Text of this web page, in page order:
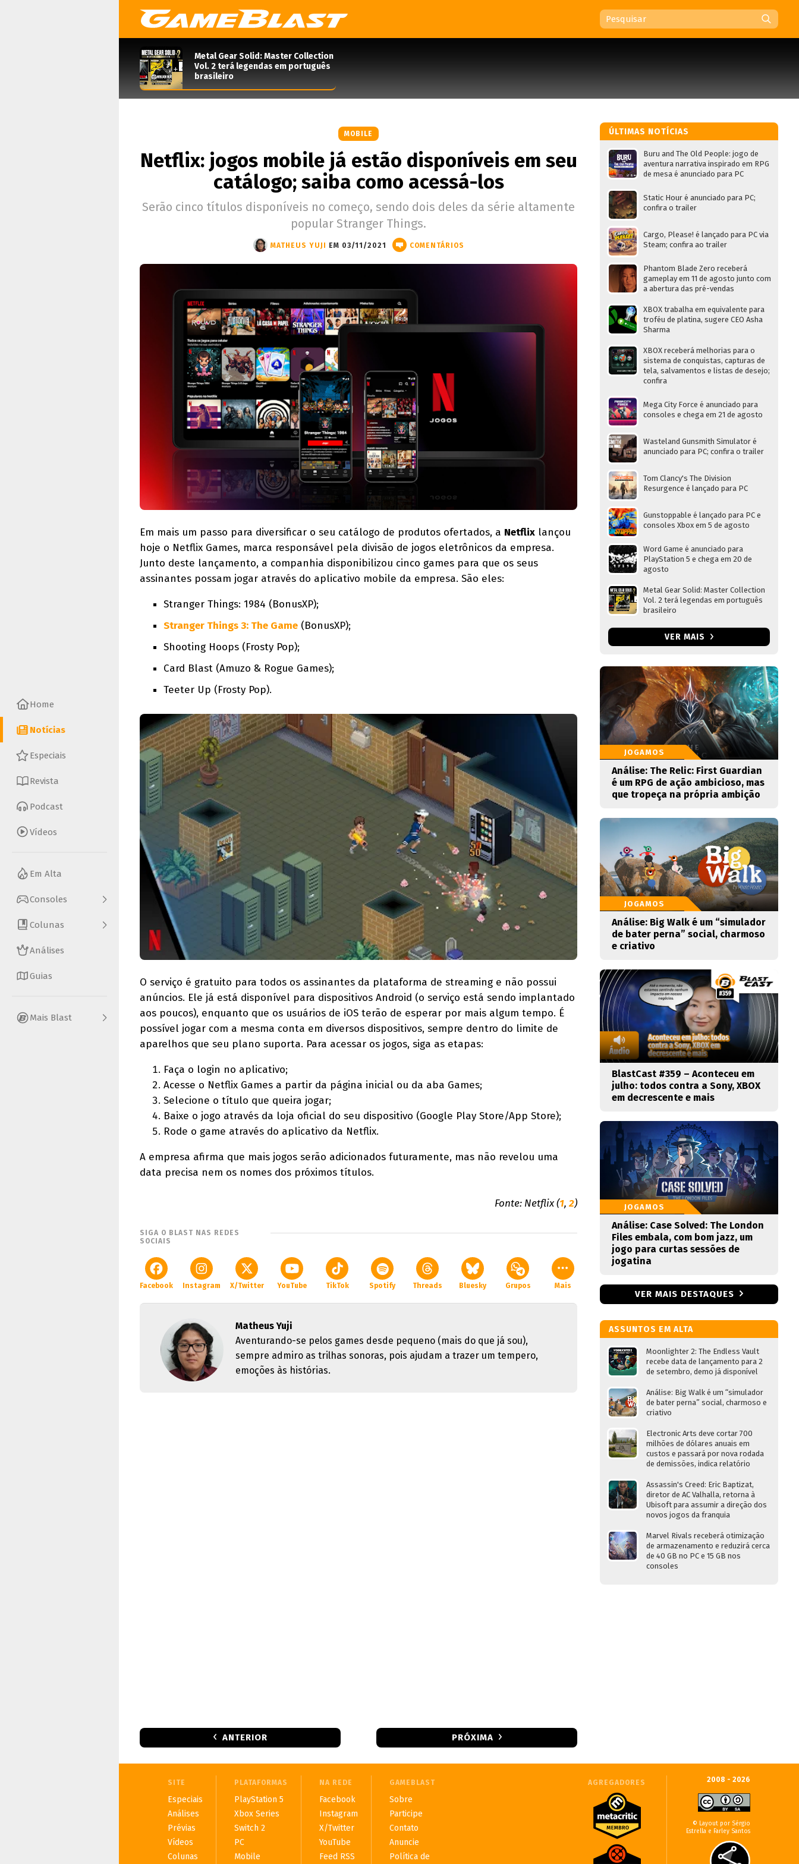
Home
Notícias
Especiais
Revista
Podcast
Vídeos
Em Alta
Consoles
Colunas
Análises
Guias
Mais Blast
Metal Gear Solid: Master Collection
Vol. 2 terá legendas em português
brasileiro
MOBILE
Netflix: jogos mobile já estão disponíveis em seu
catálogo; saiba como acessá-los
Serão cinco títulos disponíveis no começo, sendo dois deles da série altamente
popular Stranger Things.
MATHEUS YUJI EM 03/11/2021 COMENTÁRIOS
Em mais um passo para diversificar o seu catálogo de produtos ofertados, a Netflix lançou
hoje o Netflix Games, marca responsável pela divisão de jogos eletrônicos da empresa.
Junto deste lançamento, a companhia disponibilizou cinco games para que os seus
assinantes possam jogar através do aplicativo mobile da empresa. São eles:
Stranger Things: 1984 (BonusXP);
Stranger Things 3: The Game (BonusXP);
Shooting Hoops (Frosty Pop);
Card Blast (Amuzo & Rogue Games);
Teeter Up (Frosty Pop).
O serviço é gratuito para todos os assinantes da plataforma de streaming e não possui
anúncios. Ele já está disponível para dispositivos Android (o serviço está sendo implantado
aos poucos), enquanto que os usuários de iOS terão de esperar por mais algum tempo. É
possível jogar com a mesma conta em diversos dispositivos, sempre dentro do limite de
aparelhos que seu plano suporta. Para acessar os jogos, siga as etapas:
Faça o login no aplicativo;
Acesse o Netflix Games a partir da página inicial ou da aba Games;
Selecione o título que queira jogar;
Baixe o jogo através da loja oficial do seu dispositivo (Google Play Store/App Store);
Rode o game através do aplicativo da Netflix.
A empresa afirma que mais jogos serão adicionados futuramente, mas não revelou uma
data precisa nem os nomes dos próximos títulos.
Fonte: Netflix (1,2)
SIGA O BLAST NAS REDES
SOCIAIS
Facebook Instagram X/Twitter YouTube TikTok Spotify Threads Bluesky Grupos Mais
Matheus Yuji
Aventurando-se pelos games desde pequeno (mais do que já sou),
sempre admiro as trilhas sonoras, pois ajudam a trazer um tempero,
emoções às histórias.
ANTERIOR PRÓXIMA
ÚLTIMAS NOTÍCIAS
Buru and The Old People: jogo de
aventura narrativa inspirado em RPG
de mesa é anunciado para PC
Static Hour é anunciado para PC;
confira o trailer
Cargo, Please! é lançado para PC via
Steam; confira ao trailer
Phantom Blade Zero receberá
gameplay em 11 de agosto junto com
a abertura das pré-vendas
XBOX trabalha em equivalente para
troféu de platina, sugere CEO Asha
Sharma
XBOX receberá melhorias para o
sistema de conquistas, capturas de
tela, salvamentos e listas de desejo;
confira
Mega City Force é anunciado para
consoles e chega em 21 de agosto
Wasteland Gunsmith Simulator é
anunciado para PC; confira o trailer
Tom Clancy's The Division
Resurgence é lançado para PC
Gunstoppable é lançado para PC e
consoles Xbox em 5 de agosto
Word Game é anunciado para
PlayStation 5 e chega em 20 de
agosto
Metal Gear Solid: Master Collection
Vol. 2 terá legendas em português
brasileiro
VER MAIS
JOGAMOS
Análise: The Relic: First Guardian
é um RPG de ação ambicioso, mas
que tropeça na própria ambição
JOGAMOS
Análise: Big Walk é um “simulador
de bater perna” social, charmoso
e criativo
BlastCast #359 – Aconteceu em
julho: todos contra a Sony, XBOX
em decrescente e mais
JOGAMOS
Análise: Case Solved: The London
Files embala, com bom jazz, um
jogo para curtas sessões de
jogatina
VER MAIS DESTAQUES
ASSUNTOS EM ALTA
Moonlighter 2: The Endless Vault
recebe data de lançamento para 2
de setembro, demo já disponível
Análise: Big Walk é um “simulador
de bater perna” social, charmoso e
criativo
Electronic Arts deve cortar 700
milhões de dólares anuais em
custos e passará por nova rodada
de demissões, indica relatório
Assassin's Creed: Eric Baptizat,
diretor de AC Valhalla, retorna à
Ubisoft para assumir a direção dos
novos jogos da franquia
Marvel Rivals receberá otimização
de armazenamento e reduzirá cerca
de 40 GB no PC e 15 GB nos
consoles
SITE
Especiais
Análises
Prévias
Vídeos
Colunas
PLATAFORMAS
PlayStation 5
Xbox Series
Switch 2
PC
Mobile
NA REDE
Facebook
Instagram
X/Twitter
YouTube
Feed RSS
GAMEBLAST
Sobre
Participe
Contato
Anuncie
Política de
2008 - 2026
© Layout por Sérgio
Estrella e Farley Santos
AGREGADORES